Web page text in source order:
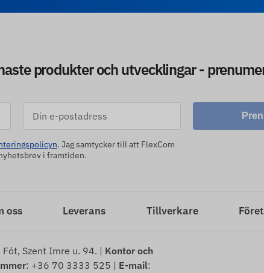
produkter och utvecklingar -
. Jag samtycker till att FlexCom
i framtiden.
oss Leverans Tillverkare
Szent Imre u. 94. | Kontor och
: +36 70 3333 525 | E-mail: